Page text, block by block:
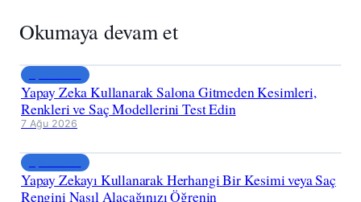
Okumaya devam et
Yapay Zeka Kullanarak Salona Gitmeden Kesimleri,
Renkleri ve Saç Modellerini Test Edin
7 Ağu 2026
Yapay Zekayı Kullanarak Herhangi Bir Kesimi veya Saç
Rengini Nasıl Alacağınızı Öğrenin